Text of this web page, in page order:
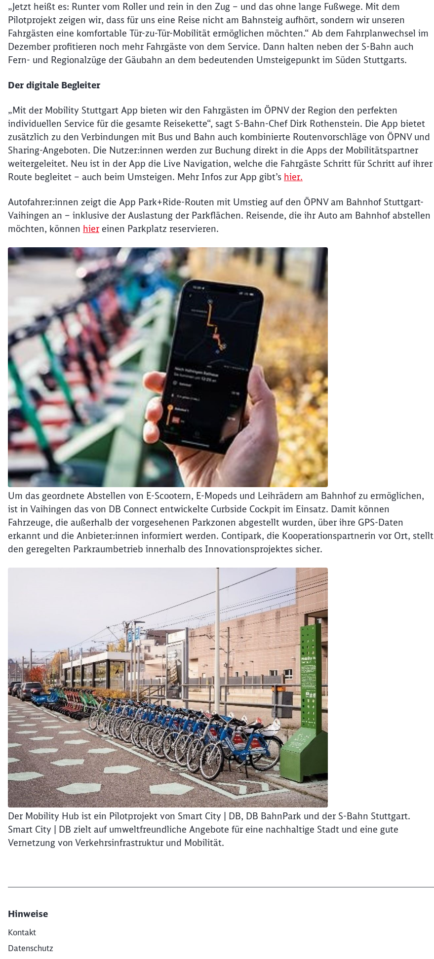
„Jetzt heißt es: Runter vom Roller und rein in den Zug – und das ohne lange Fußwege. Mit dem
Pilotprojekt zeigen wir, dass für uns eine Reise nicht am Bahnsteig aufhört, sondern wir unseren
Fahrgästen eine komfortable Tür-zu-Tür-Mobilität ermöglichen möchten.“ Ab dem Fahrplanwechsel im
Dezember profitieren noch mehr Fahrgäste von dem Service. Dann halten neben der S-Bahn auch
Fern- und Regionalzüge der Gäubahn an dem bedeutenden Umsteigepunkt im Süden Stuttgarts.
Der digitale Begleiter
„Mit der Mobility Stuttgart App bieten wir den Fahrgästen im ÖPNV der Region den perfekten
individuellen Service für die gesamte Reisekette“, sagt S-Bahn-Chef Dirk Rothenstein. Die App bietet
zusätzlich zu den Verbindungen mit Bus und Bahn auch kombinierte Routenvorschläge von ÖPNV und
Sharing-Angeboten. Die Nutzer:innen werden zur Buchung direkt in die Apps der Mobilitätspartner
weitergeleitet. Neu ist in der App die Live Navigation, welche die Fahrgäste Schritt für Schritt auf ihrer
Route begleitet – auch beim Umsteigen. Mehr Infos zur App gibt’s hier.
Autofahrer:innen zeigt die App Park+Ride-Routen mit Umstieg auf den ÖPNV am Bahnhof Stuttgart-
Vaihingen an – inklusive der Auslastung der Parkflächen. Reisende, die ihr Auto am Bahnhof abstellen
möchten, können hier einen Parkplatz reservieren.
Um das geordnete Abstellen von E-Scootern, E-Mopeds und Leihrädern am Bahnhof zu ermöglichen,
ist in Vaihingen das von DB Connect entwickelte Curbside Cockpit im Einsatz. Damit können
Fahrzeuge, die außerhalb der vorgesehenen Parkzonen abgestellt wurden, über ihre GPS-Daten
erkannt und die Anbieter:innen informiert werden. Contipark, die Kooperationspartnerin vor Ort, stellt
den geregelten Parkraumbetrieb innerhalb des Innovationsprojektes sicher.
Der Mobility Hub ist ein Pilotprojekt von Smart City | DB, DB BahnPark und der S-Bahn Stuttgart.
Smart City | DB zielt auf umweltfreundliche Angebote für eine nachhaltige Stadt und eine gute
Vernetzung von Verkehrsinfrastruktur und Mobilität.
Hinweise
Kontakt
Datenschutz
Möchten Sie zuweitergeleitet werden?
Abbrechen Weiter